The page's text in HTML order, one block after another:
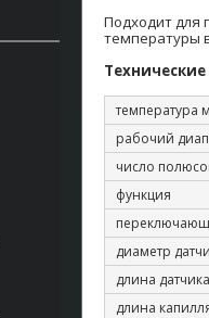
Подходит для
температуры
температура
рабочий
число
функция
диаметр
длина датчика
длина